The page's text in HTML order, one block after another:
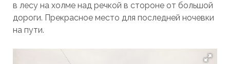
в лесу на холме над речкой в стороне от большой
дороги. Прекрасное место для последней ночевки
на пути.